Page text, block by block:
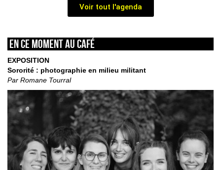
Voir tout l'agenda
En ce moment au café
EXPOSITION
Sororité : photographie en milieu militant
Par Romane Tourral